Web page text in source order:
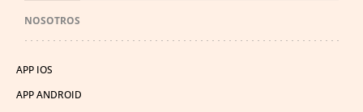
NOSOTROS
APP IOS
APP ANDROID